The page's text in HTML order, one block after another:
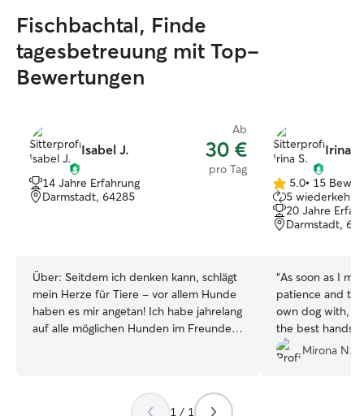
Fischbachtal, Finde
tagesbetreuung mit Top-
Bewertungen
Isabel J.
Ab
30 €
pro Tag
14 Jahre Erfahrung
Darmstadt, 64285
Über: Seitdem ich denken kann, schlägt
mein Herze für Tiere - vor allem Hunde
haben es mir angetan! Ich habe jahrelang
auf alle möglichen Hunden im Freundes-
meine erste eigene Hündin Candy,
Irina
5.0
von
5
Sternen
5.0• 15
5
20 Jahre
Darmstadt,
“As soon as I
patience and
own dog with, I
the best hands.
humans
small dog-sister
Mirona N.
1 / 1